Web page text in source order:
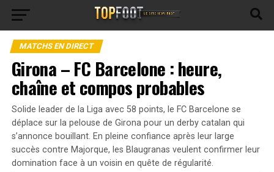
MATCHS EN DIRECT
Girona – FC Barcelone : heure,
chaîne et compos probables
Solide leader de la Liga avec 58 points, le FC Barcelone se
déplace sur la pelouse de Girona pour un derby catalan qui
s’annonce bouillant. En pleine confiance après leur large
succès contre Majorque, les Blaugranas veulent confirmer leur
domination face à un voisin en quête de régularité.